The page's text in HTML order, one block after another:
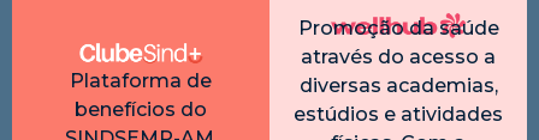
Plataforma de
benefícios do
Promoção da saúde
através do acesso a
diversas academias,
estúdios e atividades